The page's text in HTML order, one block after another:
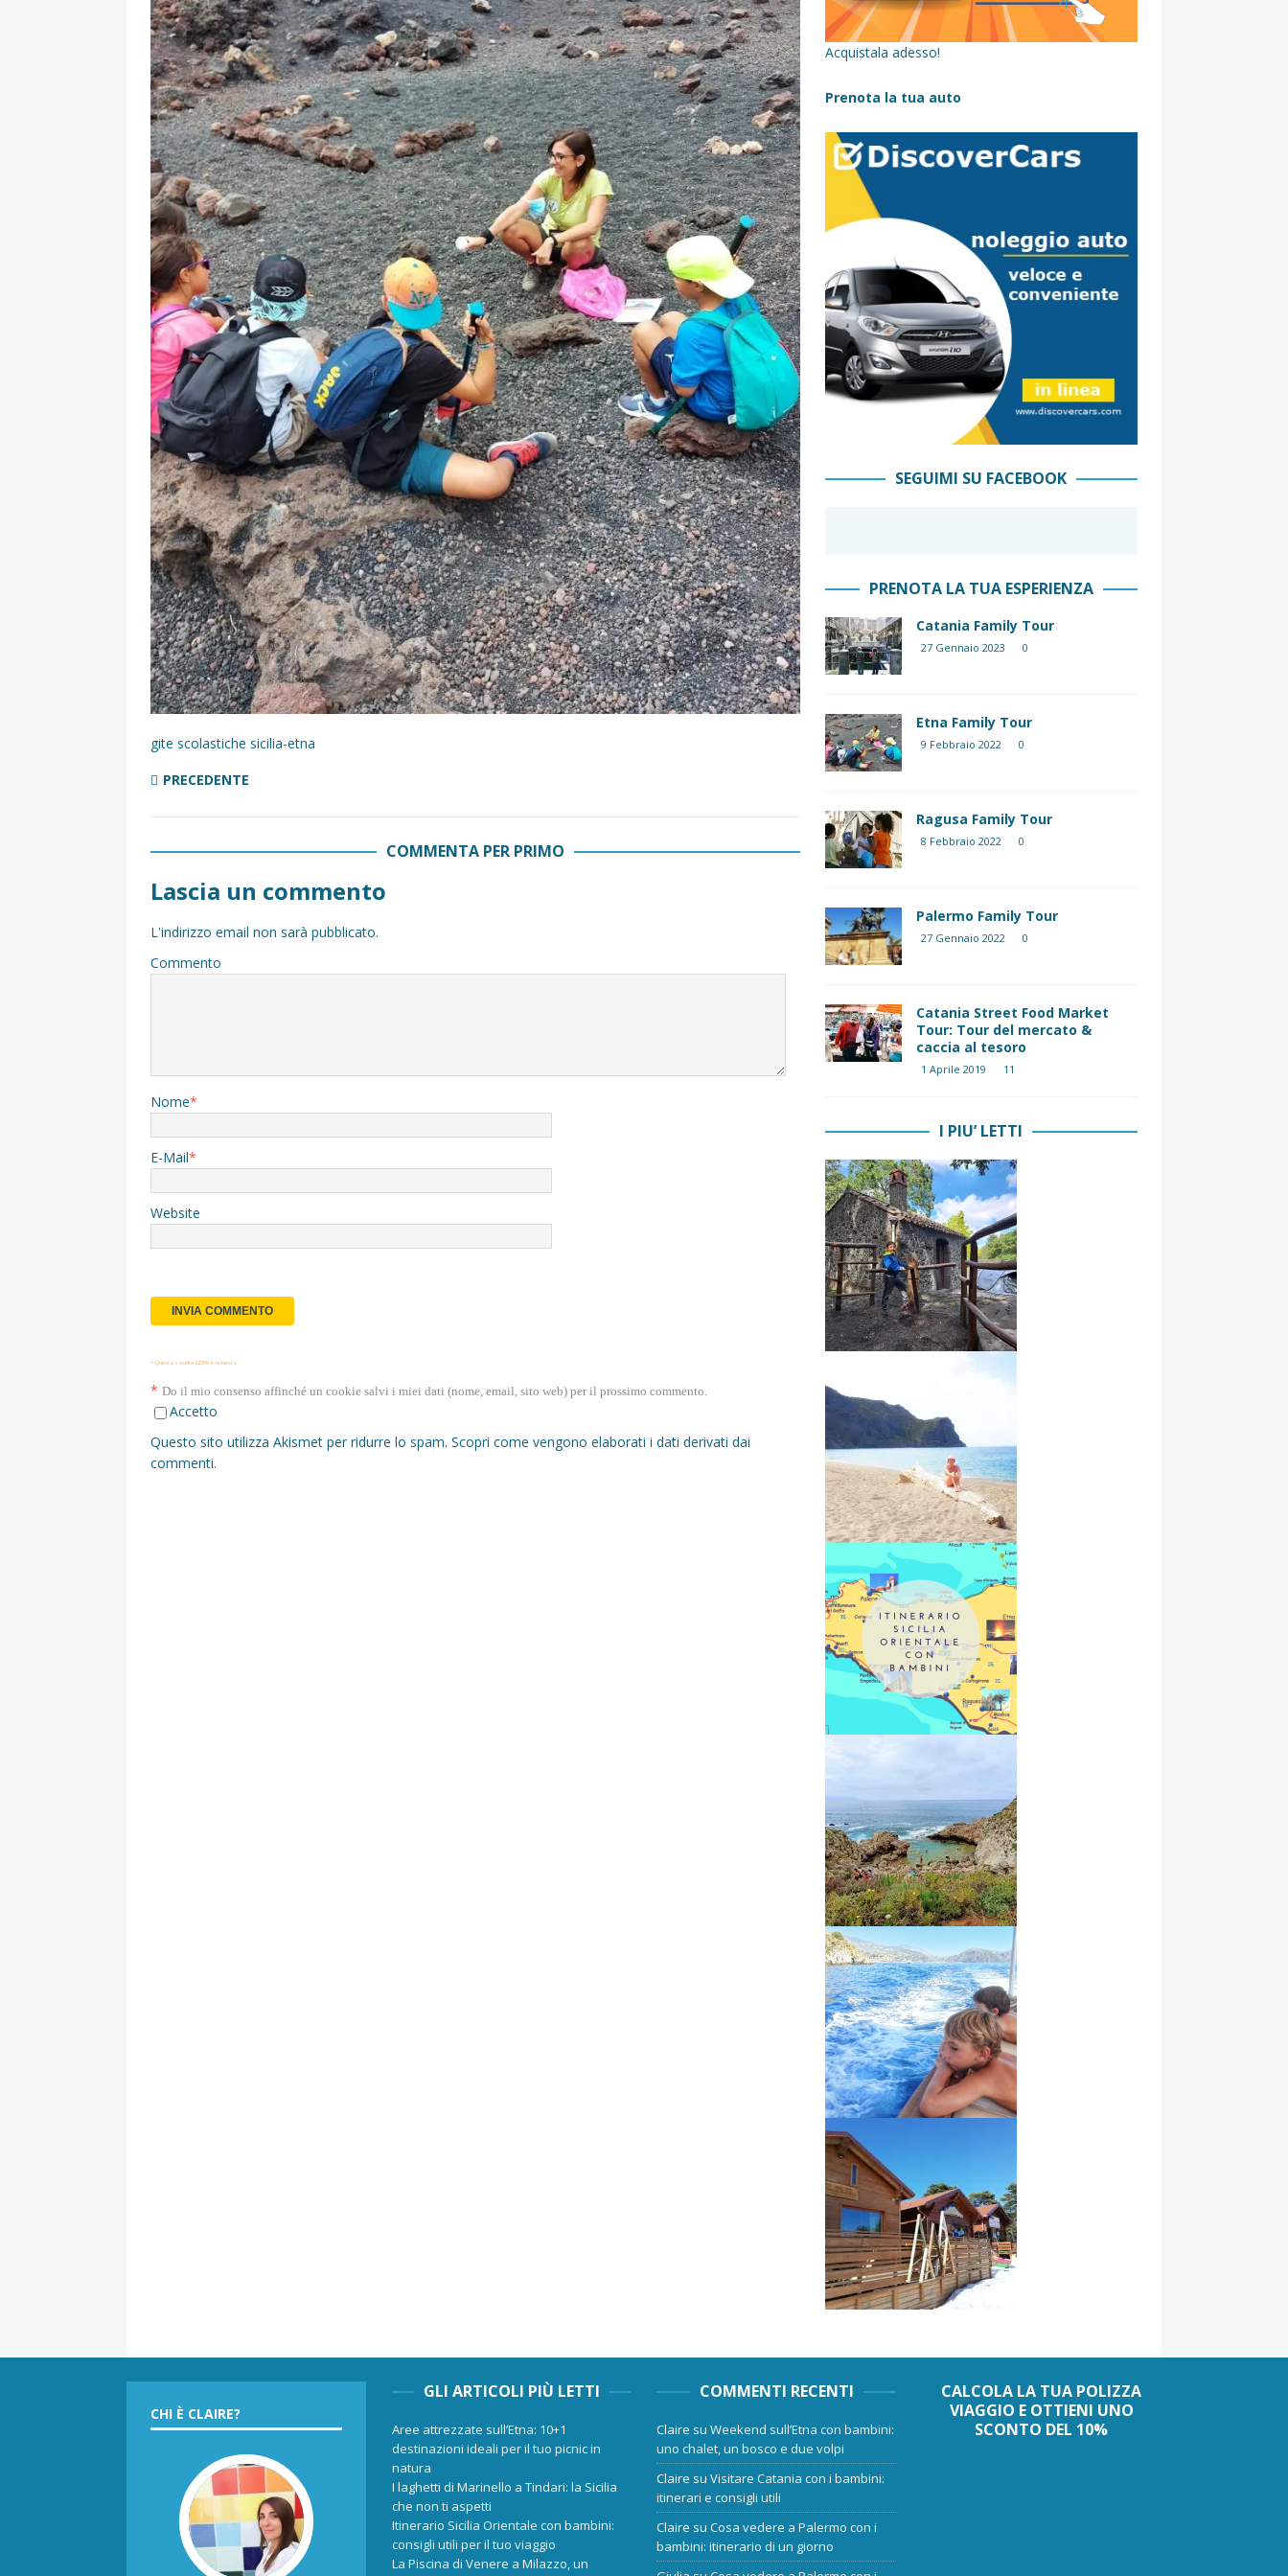
DOVE DORMIRE
[ 17 Dicembre 2025 ] Organizzare un viaggio in Sicilia con i bambini (senza stress) CONSIGLI
UTILI
[ 14 Settembre 2025 ] Rifugi e Bivacchi sull’Etna: Guida Completa per Famiglie SENTIERI, PARCHI
NATURALI E AREE PICNIC
[ 2 Aprile 2025 ] Escursioni in Sicilia con bambini: itinerari imperdibili (+ consigli utili)- Parte 1
VIAGGI IN SICILIA
gite scolastiche sicilia-etna
PRECEDENTE
COMMENTA PER PRIMO
Lascia un commento
L'indirizzo email non sarà pubblicato.
Commento
Nome*
E-Mail*
Website
* Questa casella GDPR è richiesta
* Do il mio consenso affinché un cookie salvi i miei dati (nome, email, sito web) per il prossimo commento.
Accetto
Questo sito utilizza Akismet per ridurre lo spam. Scopri come vengono elaborati i dati derivati dai
commenti.
Acquistala adesso!
Prenota la tua auto
SEGUIMI SU FACEBOOK
PRENOTA LA TUA ESPERIENZA
Catania Family Tour
27 Gennaio 2023 0
Etna Family Tour
9 Febbraio 2022 0
Ragusa Family Tour
8 Febbraio 2022 0
Palermo Family Tour
27 Gennaio 2022 0
Catania Street Food Market
Tour: Tour del mercato &
caccia al tesoro
1 Aprile 2019 11
I PIU’ LETTI
CHI È CLAIRE?
GLI ARTICOLI PIÙ LETTI
Aree attrezzate sull’Etna: 10+1
destinazioni ideali per il tuo picnic in
natura
I laghetti di Marinello a Tindari: la Sicilia
che non ti aspetti
Itinerario Sicilia Orientale con bambini:
consigli utili per il tuo viaggio
La Piscina di Venere a Milazzo, un
COMMENTI RECENTI
Claire suWeekend sull’Etna con bambini:
uno chalet, un bosco e due volpi
Claire suVisitare Catania con i bambini:
itinerari e consigli utili
Claire suCosa vedere a Palermo con i
bambini: itinerario di un giorno
CALCOLA LA TUA POLIZZA
VIAGGIO E OTTIENI UNO
SCONTO DEL 10%